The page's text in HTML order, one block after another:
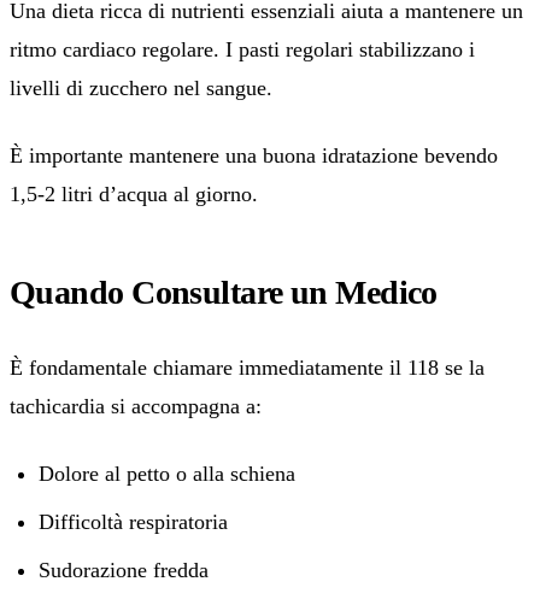
Una dieta ricca di nutrienti essenziali aiuta a mantenere un
ritmo cardiaco regolare. I pasti regolari stabilizzano i
livelli di zucchero nel sangue.
È importante mantenere una buona idratazione bevendo
1,5-2 litri d’acqua al giorno.
Quando Consultare un Medico
È fondamentale chiamare immediatamente il 118 se la
tachicardia si accompagna a:
Dolore al petto o alla schiena
Difficoltà respiratoria
Sudorazione fredda